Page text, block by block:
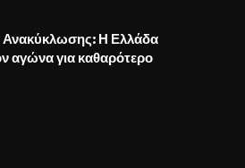
Ανακύκλωσης: Η Ελλάδα
αγώνα για καθαρότερο